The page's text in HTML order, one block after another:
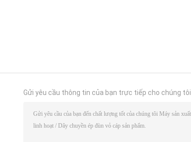
Gửi yêu cầu thông tin của bạn trực tiếp cho chúng tôi